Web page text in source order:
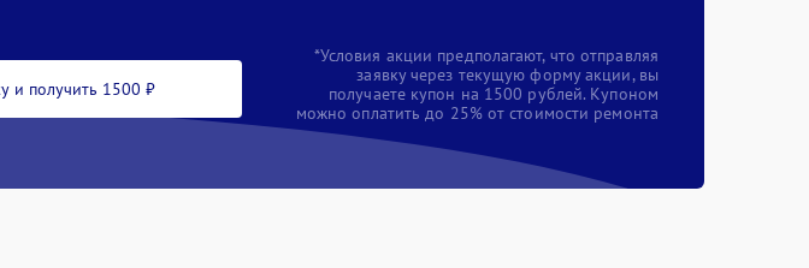
и получить 1500 ₽
*Условия акции предполагают, что отправляя
заявку через текущую форму акции, вы
получаете купон на 1500 рублей. Купоном
можно оплатить до 25% от стоимости ремонта